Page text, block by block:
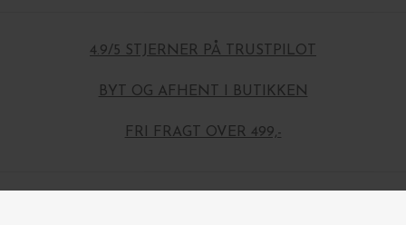
4.9/5 STJERNER PÅ TRUSTPILOT
BYT OG AFHENT I BUTIKKEN
FRI FRAGT OVER 499,-